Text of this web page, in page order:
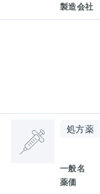
製造会社
処方薬
一般名
薬価